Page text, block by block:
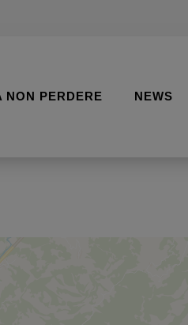
NON PERDERE NEWS